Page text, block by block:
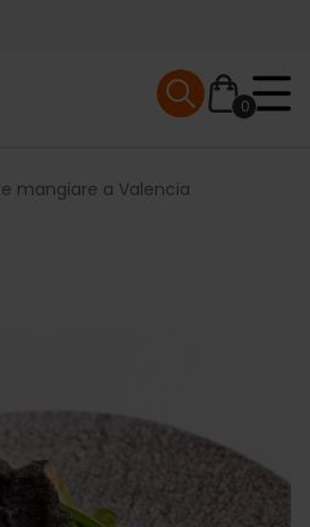
0
Mobile menu
mangiare a Valencia